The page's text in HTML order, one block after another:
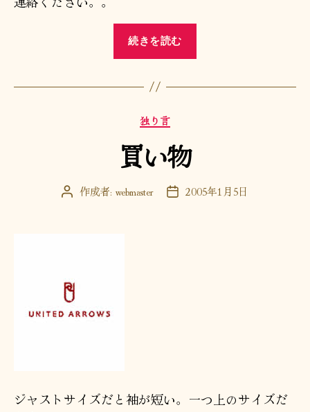
続きを読む
Ⅱ”
カ
テ
ゴ
リ
独り言
買い物
投 作成者: webmaster
投 2005年1月5日
ジャストサイズだと袖が短い。一つ上のサイズだ